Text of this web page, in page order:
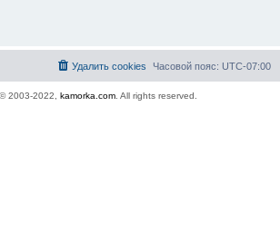
Часовой пояс: UTC-07:00
Удалить cookies
2003-2022, kamorka.com. All rights reserved.